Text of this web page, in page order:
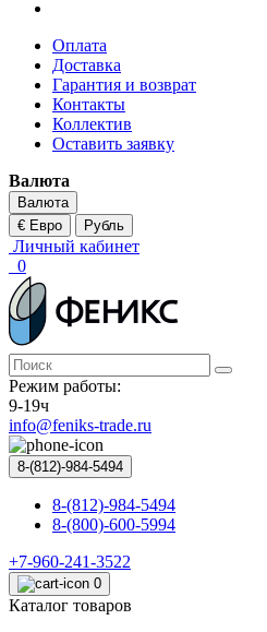
Оплата
Доставка
Гарантия и возврат
Контакты
Коллектив
Оставить заявку
Валюта
Валюта
€ Евро
Рубль
Личный кабинет
0
Режим работы:
9-19ч
info@feniks-trade.ru
8-(812)-984-5494
8-(812)-984-5494
8-(800)-600-5994
+7-960-241-3522
0
Каталог товаров